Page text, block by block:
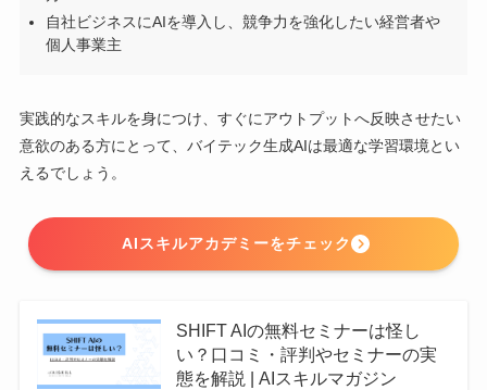
自社ビジネスにAIを導入し、競争力を強化したい経営者や
個人事業主
実践的なスキルを身につけ、すぐにアウトプットへ反映させたい
意欲のある方にとって、バイテック生成AIは最適な学習環境とい
えるでしょう。
AIスキルアカデミーをチェック
SHIFT AIの無料セミナーは怪し
い？口コミ・評判やセミナーの実
態を解説 | AIスキルマガジン